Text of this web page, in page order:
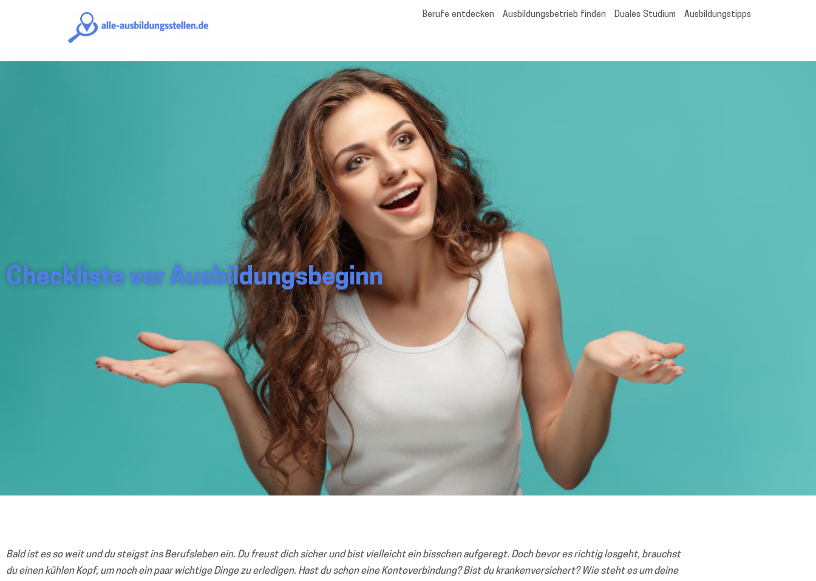
Berufe entdecken Ausbildungsbetrieb finden Duales Studium Ausbildungstipps
Checkliste vor Ausbildungsbeginn
Bald ist es so weit und du steigst ins Berufsleben ein. Du freust dich sicher und bist vielleicht ein bisschen aufgeregt. Doch bevor es richtig losgeht, brauchst
du einen kühlen Kopf, um noch ein paar wichtige Dinge zu erledigen. Hast du schon eine Kontoverbindung? Bist du krankenversichert? Wie steht es um deine